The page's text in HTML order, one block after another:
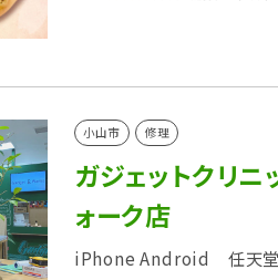
小山市 修理
ガジェットクリ
ォーク店
iPhone Android 任天堂